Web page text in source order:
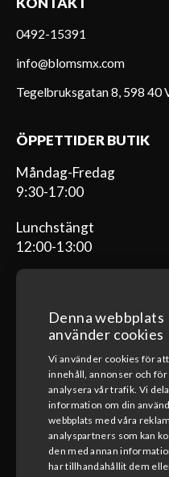
0492-15391
info@blomsmx.com
Tegelbruksgatan 8, 598 40
ÖPPETTIDER BUTIK
Måndag-Fredag
9:30-17:00
Lunchstängt
12:00-13:00
ÖPPETTIDER
Måndag-Fredag
08:00-17:00
Lunchstängt
12:00-13:00
Denna webbplats
använder cookies
Vi använder cookies för att
innehåll, annonser och för
analysera vår trafik. Vi
information om din
webbplats med våra
analyspartners som kan
den med annan
har tillhandahållit dem